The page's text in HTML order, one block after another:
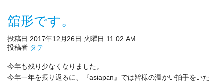
舘形です。
投稿日 2017年12月26日 火曜日 11:02 AM.
投稿者 タテ
今年も残り少なくなりました。
今年一年を振り返るに、『asiapan』では皆様の温かい拍手をいた